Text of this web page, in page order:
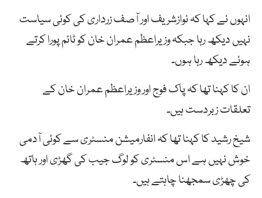
انہوں نے کہا کہ نوازشریف اور آصف زرداری کی کوئی سیاست
نہیں دیکھ رہا جبکہ وزیراعظم عمران خان کو ٹائم پورا کرتے
ہوئے دیکھ رہا ہوں۔
ان کا کہنا تھا کہ پاک فوج اور وزیراعظم عمران خان کے
تعلقات زبردست ہیں۔
شیخ رشید کا کہنا تھا کہ انفارمیشن منسٹری سے کوئی آدمی
خوش نہیں ہے اس منسٹری کو لوگ جیب کی گھڑی اور ہاتھ
کی چھڑی سمجھنا چاہتے ہیں۔